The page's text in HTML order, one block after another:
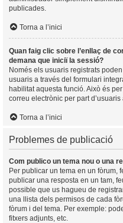
publicades.
Torna a l’inici
Quan faig clic sobre l’enllaç de
demana que iniciï la sessió?
Només els usuaris registrats
usuaris a través del formulari
habilitat aquesta funció. Això és
correu electrònic per part d’usuaris
Torna a l’inici
Problemes de publicació
Com publico un tema nou o una
Per publicar un tema en un fòrum,
publicar una resposta en un tam,
possible que us hagueu de
una llista dels permisos de cada
fòrum i del tema. Per exemple:
fitxers adjunts, etc.